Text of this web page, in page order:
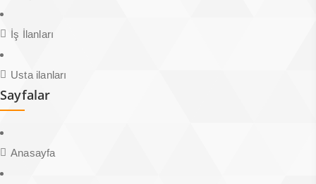
İş İlanları
Usta ilanları
Sayfalar
Anasayfa